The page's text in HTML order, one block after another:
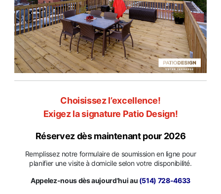
Choisissez l’excellence!
Exigez la signature Patio Design!
Réservez dès maintenant pour 2026
Remplissez notre formulaire de soumission en ligne pour
planifier une visite à domicile selon votre disponibilité.
Appelez-nous dès aujourd’hui au (514) 728-4633